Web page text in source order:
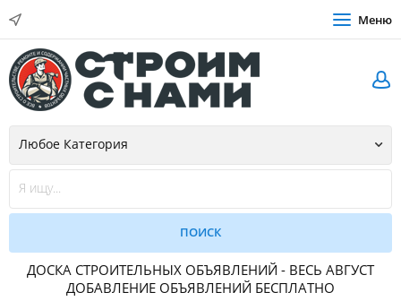
Меню
ДОСКА СТРОИТЕЛЬНЫХ ОБЪЯВЛЕНИЙ - ВЕСЬ АВГУСТ
ДОБАВЛЕНИЕ ОБЪЯВЛЕНИЙ БЕСПЛАТНО